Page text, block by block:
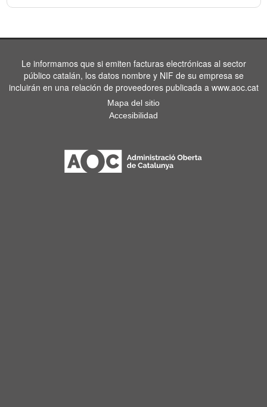
Le informamos que si emiten facturas electrónicas al sector
público catalán, los datos nombre y NIF de su empresa se
incluirán en una relación de proveedores publicada a www.aoc.cat
Mapa del sitio
Accesibilidad